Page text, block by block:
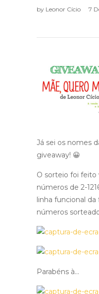
by Leonor Cício
7
Já sei os nomes
giveaway! 😀
O sorteio foi feito
números de 2-
linha funcional da
números
Parabéns à…